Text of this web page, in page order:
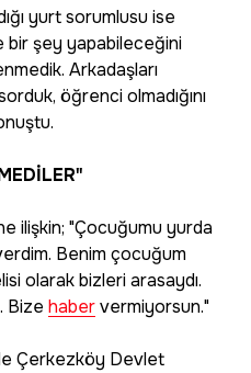
yurt sorumlusu ise
bir şey yapabileceğini
Arkadaşları
öğrenci olmadığını
ilişkin; "Çocuğumu yurda
Benim çocuğum
olarak bizleri arasaydı.
Bize habervermiyorsun."
Çerkezköy Devlet